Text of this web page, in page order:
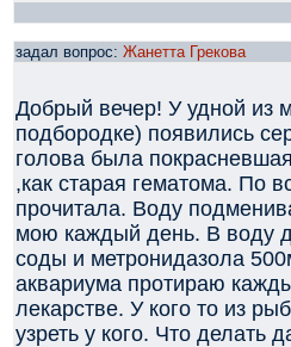
задал вопрос: Жанетта Грекова
Добрый вечер! У удной из
подбородке) появились
голова была
,как старая гематома. По
прочитала. Воду
мою каждый день. В воду
соды и метронидазола
аквариума протираю
лекарстве. У кого то из
узреть у кого. Что делать